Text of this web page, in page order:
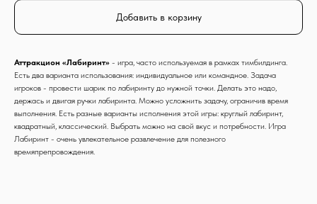
Добавить в корзину
Аттракцион «Лабиринт» - игра, часто используемая в рамках тимбилдинга.
Есть два варианта использования: индивидуальное или командное. Задача
игроков - провести шарик по лабиринту до нужной точки. Делать это надо,
держась и двигая ручки лабиринта. Можно усложнить задачу, ограничив время
выполнения. Есть разные варианты исполнения этой игры: круглый лабиринт,
квадратный, классический. Выбрать можно на свой вкус и потребности. Игра
Лабиринт - очень увлекательное развлечение для полезного
времяпрепровождения.